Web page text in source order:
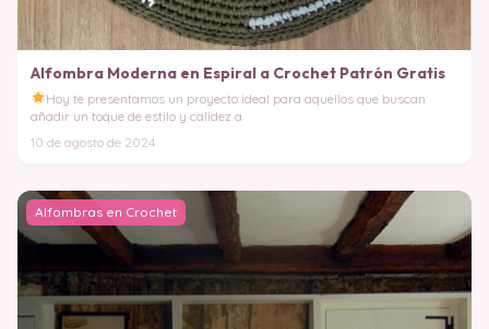
Alfombra Moderna en Espiral a Crochet Patrón Gratis
Hoy te presentamos un proyecto ideal para aquellos que buscan
añadir un toque de estilo y calidez a
10 de agosto de 2024
Alfombras en Crochet